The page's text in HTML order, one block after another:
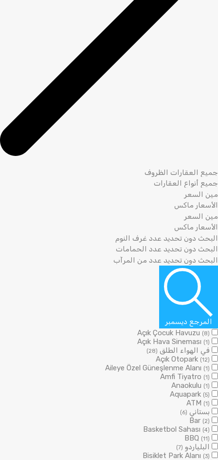
المرجع ديسمبر
Açık Çocuk Havuzu (8)
Açık Hava Sineması (1)
في الهواء الطلق (28)
Açık Otopark (12)
Aileye Özel Güneşlenme Alanı (1)
Amfi Tiyatro (1)
Anaokulu (1)
Aquapark (5)
ATM (1)
بستاني (6)
Bar (2)
Basketbol Sahası (4)
BBQ (11)
البلياردو (7)
Bisiklet Park Alanı (3)